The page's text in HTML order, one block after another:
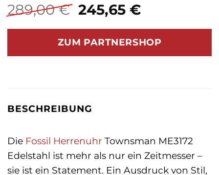
289,00€ Ursprünglicher
Preis
war:
289,00 €
245,65 €Aktueller
ist:
245,65 €.
ZUM PARTNERSHOP
BESCHREIBUNG
Die Fossil Herrenuhr Townsman ME3172
Edelstahl ist mehr als nur ein Zeitmesser –
sie ist ein Statement. Ein Ausdruck von Stil,